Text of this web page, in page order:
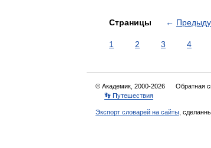
Страницы ←
1 2 3 4
© Академик, 2000-2026 Обратная
👣 Путешествия
Экспорт словарей на сайты ,